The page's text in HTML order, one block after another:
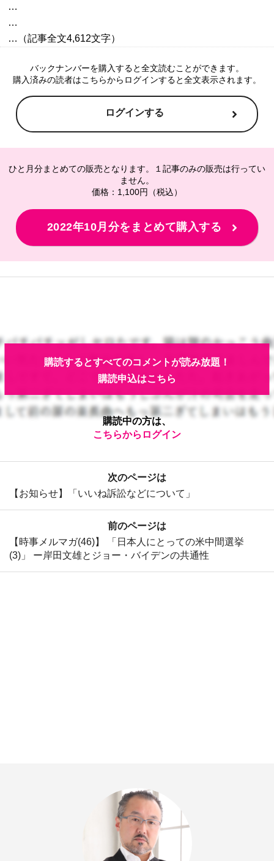
…
…
バックナンバーを購入すると全文読むことができます。
購入済みの読者はこちらからログインすると全文表示されます。
ログインする
ひと月分まとめての販売となります。１記事のみの販売は行ってい
ません。
価格：1,100円（税込）
2022年10月分をまとめて購入する
購読するとすべてのコメントが読み放題！
購読申込はこちら
購読中の方は、
こちらからログイン
前のページは
【時事メルマガ(46)】 「日本人にとっての米中間選挙
(3)」 ー岸田文雄とジョー・バイデンの共通性
次のページは
【お知らせ】「いいね訴訟などについて」